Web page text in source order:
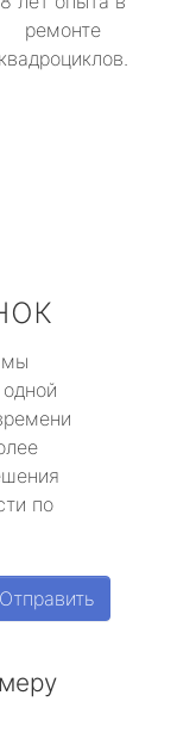
ремонте
квадроциклов.
мы
по
Отправить